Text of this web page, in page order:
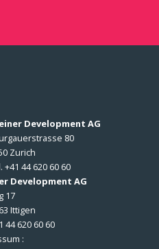
Development AG
80
Zurich
+41 44 620 60 60
Development AG
17
Ittigen
44 620 60 60
: